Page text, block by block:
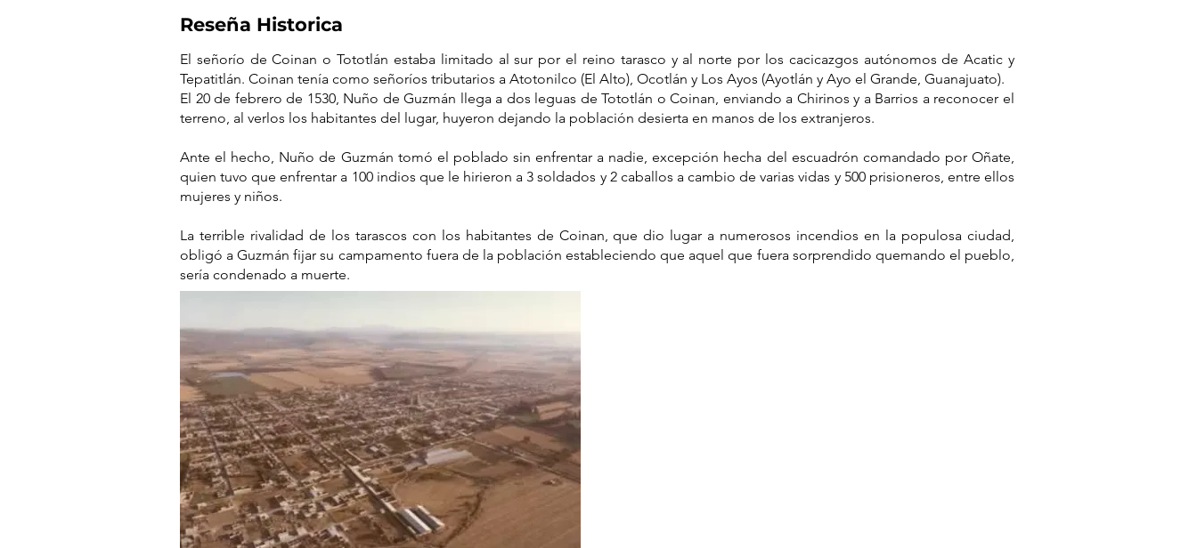
Reseña Historica
El señorío de Coinan o Tototlán estaba limitado al sur por el reino tarasco y al norte por los cacicazgos autónomos de Acatic y
Tepatitlán. Coinan tenía como señoríos tributarios a Atotonilco (El Alto), Ocotlán y Los Ayos (Ayotlán y Ayo el Grande, Guanajuato).
El 20 de febrero de 1530, Nuño de Guzmán llega a dos leguas de Tototlán o Coinan, enviando a Chirinos y a Barrios a reconocer el
terreno, al verlos los habitantes del lugar, huyeron dejando la población desierta en manos de los extranjeros.
Ante el hecho, Nuño de Guzmán tomó el poblado sin enfrentar a nadie, excepción hecha del escuadrón comandado por Oñate,
quien tuvo que enfrentar a 100 indios que le hirieron a 3 soldados y 2 caballos a cambio de varias vidas y 500 prisioneros, entre ellos
mujeres y niños.
La terrible rivalidad de los tarascos con los habitantes de Coinan, que dio lugar a numerosos incendios en la populosa ciudad,
obligó a Guzmán fijar su campamento fuera de la población estableciendo que aquel que fuera sorprendido quemando el pueblo,
sería condenado a muerte.